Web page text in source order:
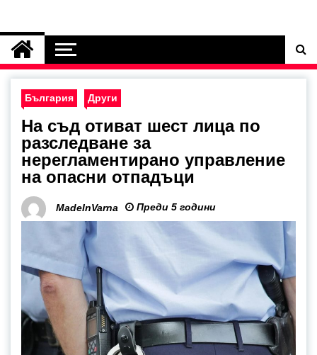
България Други
На съд отиват шест лица по
разследване за
нерегламентирано управление
на опасни отпадъци
MadeInVarna Преди 5 години